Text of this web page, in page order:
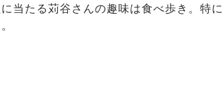
当たる苅谷さんの趣味は食べ歩き。特に